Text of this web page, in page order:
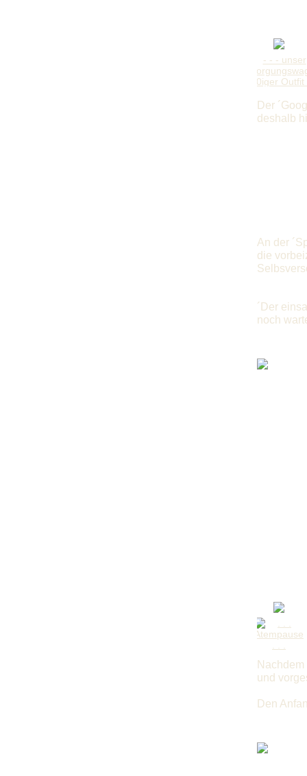
Der
deshalb
An der
die
´Der
noch
und
Den